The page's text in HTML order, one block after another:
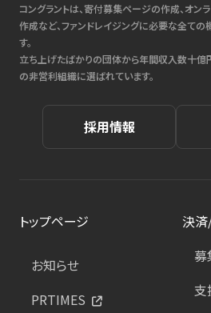
コングラントは、寄付募集ページの作成、オン
作成など、ファンドレイジングに必要な全て
す。
立ち上げたばかりの団体から年間収入数十億
の非営利組織に選ばれています。
採用情報
トップページ
お知らせ
PRTIMES
決済
募
支